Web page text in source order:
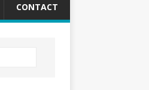
CONTACT